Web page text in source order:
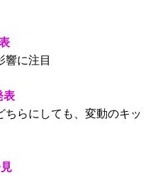
響に注目
表
らにしても、変動のキッ